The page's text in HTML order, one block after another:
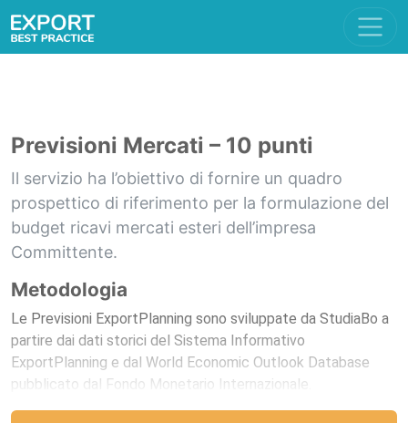
Previsioni Mercati – 10 punti
Il servizio ha l’obiettivo di fornire un quadro
prospettico di riferimento per la formulazione del
budget ricavi mercati esteri dell’impresa
Committente.
Metodologia
Le Previsioni ExportPlanning sono sviluppate da StudiaBo a
partire dai dati storici del Sistema Informativo
ExportPlanning e dal World Economic Outlook Database
pubblicato dal Fondo Monetario Internazionale.